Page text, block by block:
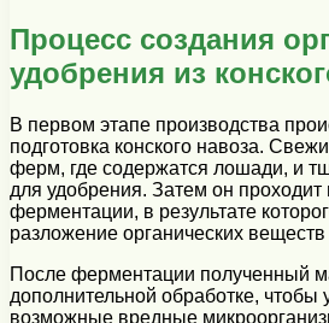
Процесс создания
удобрения из
В первом этапе производства
подготовка конского навоза.
ферм, где содержатся лошади, и
для удобрения. Затем он проходит
ферментации, в результате
разложение органических веществ
После ферментации полученный
дополнительной обработке, чтобы
возможные вредные